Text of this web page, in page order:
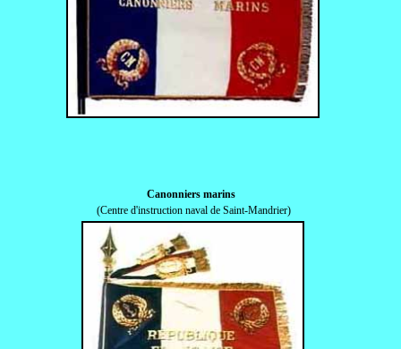
Canonniers marins
(Centre d'instruction naval de Saint-Mandrier)